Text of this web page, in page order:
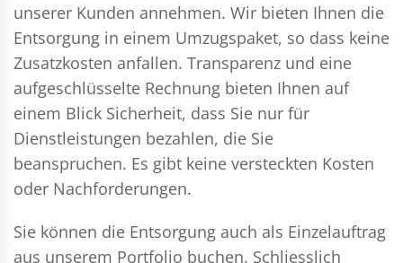
unserer Kunden annehmen. Wir bieten Ihnen die
Entsorgung in einem Umzugspaket, so dass keine
Zusatzkosten anfallen. Transparenz und eine
aufgeschlüsselte Rechnung bieten Ihnen auf
einem Blick Sicherheit, dass Sie nur für
Dienstleistungen bezahlen, die Sie
beanspruchen. Es gibt keine versteckten Kosten
oder Nachforderungen.
Sie können die Entsorgung auch als Einzelauftrag
aus unserem Portfolio buchen. Schliesslich